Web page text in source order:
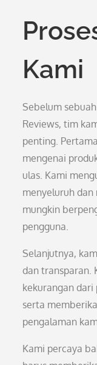
Kami
Sebelum
Reviews, tim
penting.
mengenai
ulas. Kami
menyeluruh
mungkin
pengguna.
Selanjutnya,
dan transparan.
kekurangan
serta
pengalaman
Kami percaya